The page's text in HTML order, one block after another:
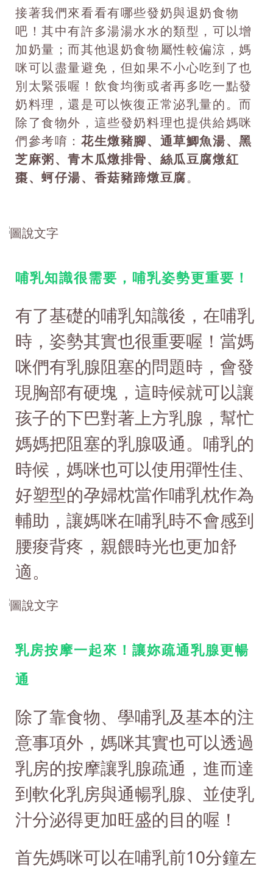
接著我們來看看有哪些發奶與退奶食物
吧！其中有許多湯湯水水的類型，可以增
加奶量；而其他退奶食物屬性較偏涼，媽
咪可以盡量避免，但如果不小心吃到了也
別太緊張喔！飲食均衡或者再多吃一點發
奶料理，還是可以恢復正常泌乳量的。而
除了食物外，這些發奶料理也提供給媽咪
們參考唷： 花生燉豬腳、通草鯽魚湯、黑
芝麻粥、青木瓜燉排骨、絲瓜豆腐燉紅
棗、蚵仔湯、香菇豬蹄燉豆腐。
哺乳知識很需要，哺乳姿勢更重要！
有了基礎的哺乳知識後，在哺乳
時，姿勢其實也很重要喔！當媽
咪們有乳腺阻塞的問題時，會發
現胸部有硬塊，這時候就可以讓
孩子的下巴對著上方乳腺，幫忙
媽媽把阻塞的乳腺吸通。哺乳的
時候，媽咪也可以使用彈性佳、
好塑型的孕婦枕當作哺乳枕作為
輔助，讓媽咪在哺乳時不會感到
腰痠背疼，親餵時光也更加舒
適。
乳房按摩一起來！讓妳疏通乳腺更暢
通
除了靠食物、學哺乳及基本的注
意事項外，媽咪其實也可以透過
乳房的按摩讓乳腺疏通，進而達
到軟化乳房與通暢乳腺、並使乳
汁分泌得更加旺盛的目的喔！
首先媽咪可以在哺乳前10分鐘左